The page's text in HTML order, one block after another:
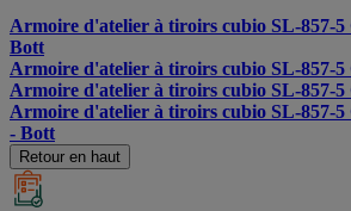
Armoire d'atelier à tiroirs cubio SL-857-
Bott
Armoire d'atelier à tiroirs cubio SL-857-
Armoire d'atelier à tiroirs cubio SL-857-
Armoire d'atelier à tiroirs cubio SL-857-
- Bott
Retour en haut